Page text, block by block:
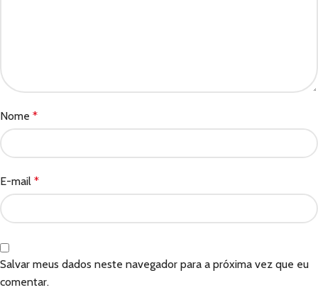
Nome *
E-mail *
Salvar meus dados neste navegador para a próxima vez que eu
comentar.